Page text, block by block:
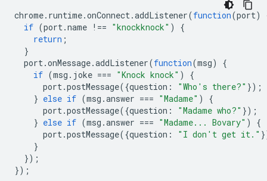
chrome. runtime.onConnect.addListener(function(port)
if (port.name !== "knockknock" )
{
return ;
}
port.onMessage.addListener(function(msg)
{
if (msg . joke === "Knock knock" )
{
port.postMessage({question : "Who's there?" });
} else if (msg .answer === "Madame" )
{
port.postMessage({question : "Madame who?" });
} else if (msg .answer === "Madame... Bovary" )
{
port.postMessage({question : "I don't get it."
}
});
});